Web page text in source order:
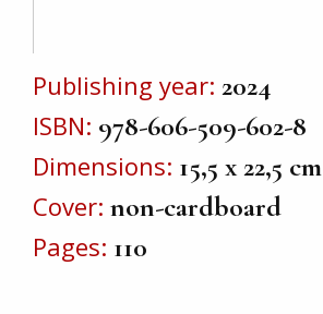
Publishing year 2024
ISBN 978-606-509-602-8
Dimensions 15,5 x 22,5 cm
Cover non-cardboard
Pages 110